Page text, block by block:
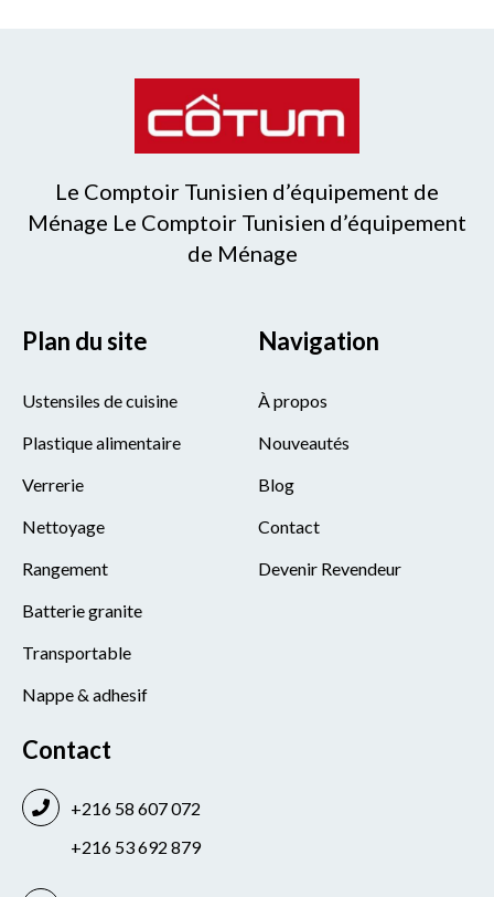
Le Comptoir Tunisien d’équipement de
Ménage Le Comptoir Tunisien d’équipement
de Ménage
Plan du site
Ustensiles de cuisine
Plastique alimentaire
Verrerie
Nettoyage
Rangement
Batterie granite
Transportable
Nappe & adhesif
Navigation
À propos
Nouveautés
Blog
Contact
Devenir Revendeur
Contact
+216 58 607 072
+216 53 692 879